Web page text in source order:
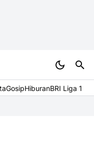
GosipHiburanBRI Liga 1